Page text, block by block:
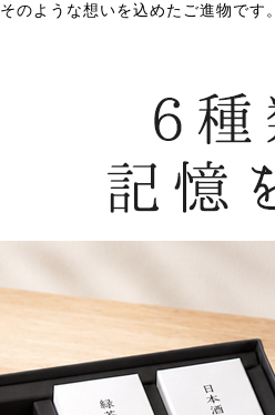
そのような想いを込めたご進物です。